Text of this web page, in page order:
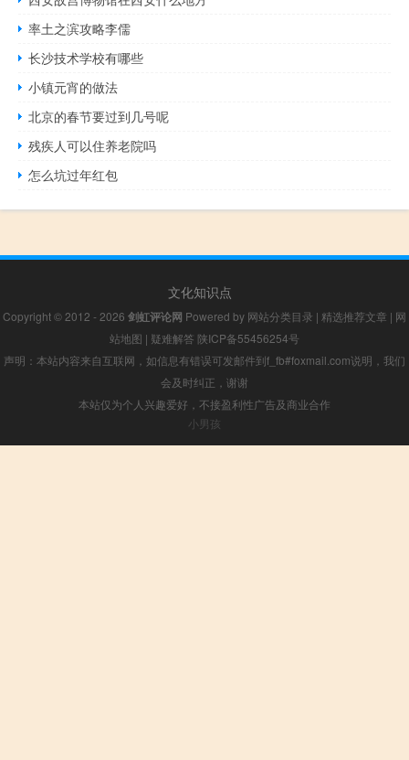
率土之滨攻略李儒
长沙技术学校有哪些
小镇元宵的做法
北京的春节要过到几号呢
残疾人可以住养老院吗
怎么坑过年红包
文化知识点
Copyright © 2012 - 2026 剑虹评论网 Powered by 网站分类目录 | 精选推荐文章 | 网
站地图 | 疑难解答 陕ICP备55456254号
声明：本站内容来自互联网，如信息有错误可发邮件到f_fb#foxmail.com说明，我们
会及时纠正，谢谢
本站仅为个人兴趣爱好，不接盈利性广告及商业合作
小男孩